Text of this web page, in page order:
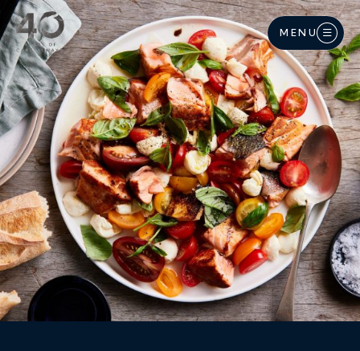
Langkau ke kandungan utama
MENU